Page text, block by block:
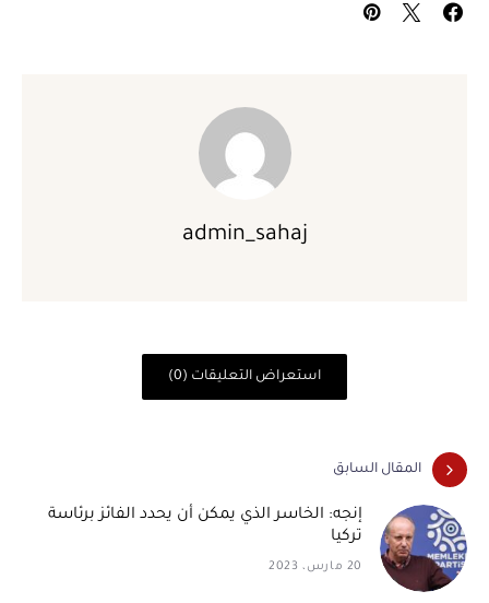
admin_sahaj
استعراض التعليقات (0)
المقال السابق
إنجه: الخاسر الذي يمكن أن يحدد الفائز برئاسة
تركيا
20 مارس، 2023